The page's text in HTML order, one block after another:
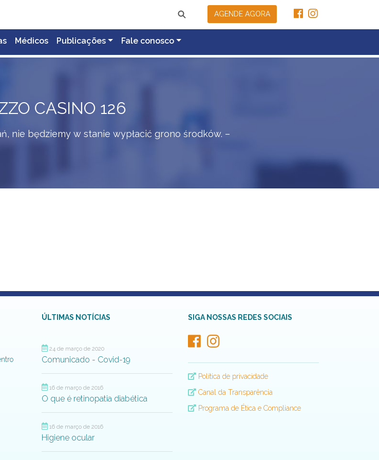
AGENDE AGORA
Médicos Publicações Fale conosco
CASINO 126
nie będziemy w stanie wypłacić grono środków. –
ÚLTIMAS NOTÍCIAS
24 de março de 2020
Comunicado - Covid-19
16 de março de 2016
O que é retinopatia diabética
16 de março de 2016
Higiene ocular
SIGA NOSSAS REDES SOCIAIS
Política de privacidade
Canal da Transparência
Programa de Ética e Compliance